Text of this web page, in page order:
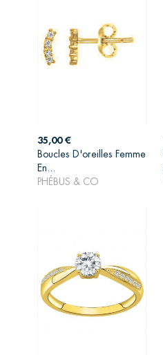
Prix
35,00 €
Boucles D'oreilles Femme
En...
PHÉBUS & CO
AJOUTER AU